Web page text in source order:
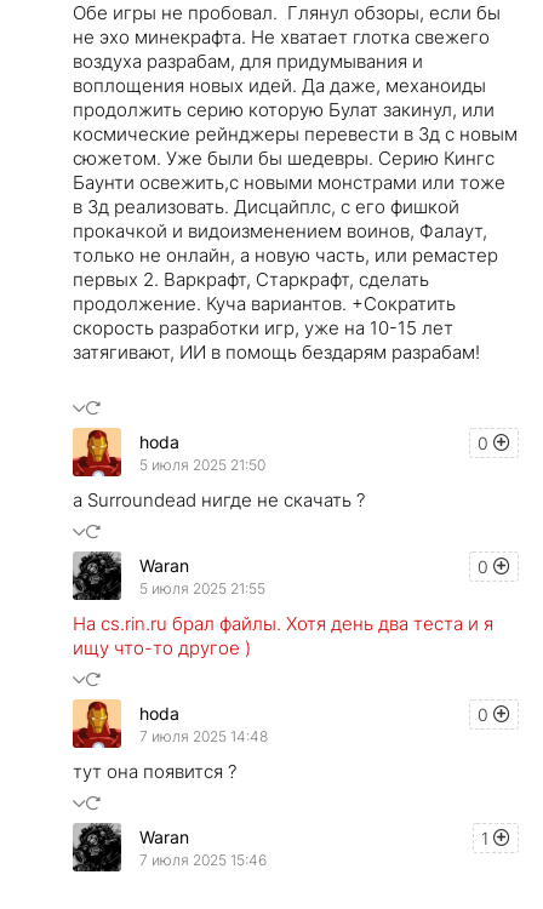
Обе игры не пробовал. Глянул обзоры, если бы
не эхо минекрафта. Не хватает глотка свежего
воздуха разрабам, для придумывания и
воплощения новых идей. Да даже, механоиды
продолжить серию которую Булат закинул, или
космические рейнджеры перевести в 3д с новым
сюжетом. Уже были бы шедевры. Серию Кингс
Баунти освежить,с новыми монстрами или тоже
в 3д реализовать. Дисцайплс, с его фишкой
прокачкой и видоизменением воинов, Фалаут,
только не онлайн, а новую часть, или ремастер
первых 2. Варкрафт, Старкрафт, сделать
продолжение. Куча вариантов. +Сократить
скорость разработки игр, уже на 10-15 лет
затягивают, ИИ в помощь бездарям разрабам!
0
hoda
5 июля 2025 21:50
а Surroundead нигде не скачать ?
0
Waran
5 июля 2025 21:55
На cs.rin.ru брал файлы. Хотя день два теста и я
ищу что-то другое )
0
hoda
7 июля 2025 14:48
тут она появится ?
1
Waran
7 июля 2025 15:46